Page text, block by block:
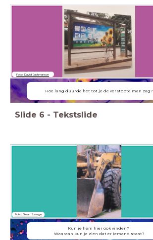
Hoe lang duurde het tot je de verstopte man zag?
Foto: David Jackmanson
Slide 6 - Tekstslide
Kun je hem hier ook vinden?
Waaraan kun je zien dat er iemand staat?
Foto: Sean Savage